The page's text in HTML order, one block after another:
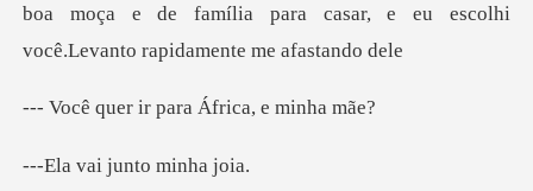
boa moça e de família pa
ir para África
i junto m